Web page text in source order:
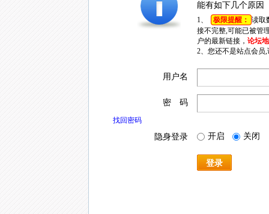
能有如下几个原因
1、 极限提醒： 读取
接不完整,可能已被管
户的最新链接， 论坛
2、您还不是站点会员
用户名
密 码
找回密码
隐身登录 开启 关闭
登录